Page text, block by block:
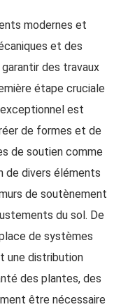
modernes et
et des
des travaux
étape cruciale
exceptionnel est
de formes et de
de soutien comme
de divers éléments
de soutènement
du sol. De
de systèmes
une distribution
des plantes, des
être nécessaire